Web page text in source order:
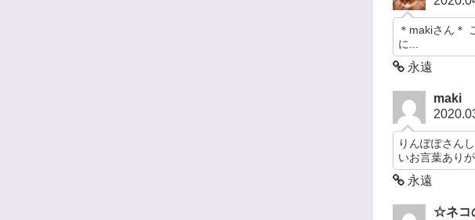
＊makiさん＊
に...
永遠
maki
りんぽぽさん
いお言葉ありが
永遠
☆ネコ